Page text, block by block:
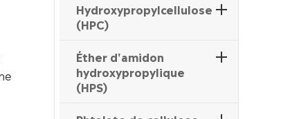
Hydroxypropylcellulose
(HPC)
Éther d'amidon
hydroxypropylique
(HPS)